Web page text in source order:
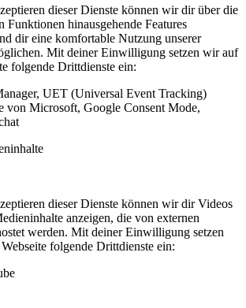
dieser Dienste können wir dir über die
Funktionen hinausgehende Features
dir eine komfortable Nutzung unserer
Mit deiner Einwilligung setzen wir auf
folgende Drittdienste ein:
UET (Universal Event Tracking)
von Microsoft, Google Consent Mode,
dieser Dienste können wir dir Videos
anzeigen, die von externen
werden. Mit deiner Einwilligung setzen
folgende Drittdienste ein: